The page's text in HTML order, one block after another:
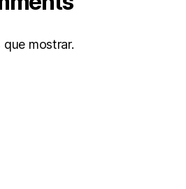
mostrar.